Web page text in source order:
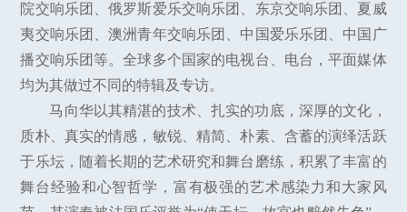
院交响乐团、俄罗斯爱乐交响乐团、东京交响乐团、夏威
夷交响乐团、澳洲青年交响乐团、中国爱乐乐团、中国广
播交响乐团等。全球多个国家的电视台、电台，平面媒体
均为其做过不同的特辑及专访。
马向华以其精湛的技术、扎实的功底，深厚的文化，
质朴、真实的情感，敏锐、精简、朴素、含蓄的演绎活跃
于乐坛，随着长期的艺术研究和舞台磨练，积累了丰富的
舞台经验和心智哲学，富有极强的艺术感染力和大家风